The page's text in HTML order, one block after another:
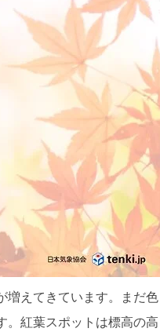
増えてきています。まだ色
。紅葉スポットは標高の高